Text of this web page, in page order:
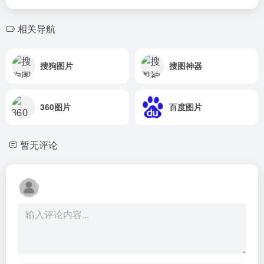
相关导航
搜狗图片 搜图神器
360图片 百度图片
暂无评论